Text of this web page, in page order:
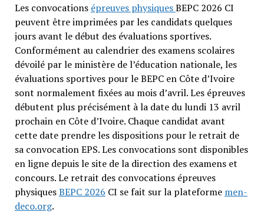
Les convocations épreuves physiquesBEPC 2026 CI
peuvent être imprimées par les candidats quelques
jours avant le début des évaluations sportives.
Conformément au calendrier des examens scolaires
dévoilé par le ministère de l’éducation nationale, les
évaluations sportives pour le BEPC en Côte d’Ivoire
sont normalement fixées au mois d’avril. Les épreuves
débutent plus précisément à la date du lundi 13 avril
prochain en Côte d’Ivoire. Chaque candidat avant
cette date prendre les dispositions pour le retrait de
sa convocation EPS. Les convocations sont disponibles
en ligne depuis le site de la direction des examens et
concours. Le retrait des convocations épreuves
physiquesBEPC 2026 CI se fait sur la plateforme men-
deco.org.